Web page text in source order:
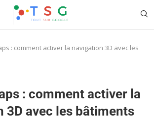
: comment activer la navigation 3D avec les
: comment activer la
3D avec les bâtiments